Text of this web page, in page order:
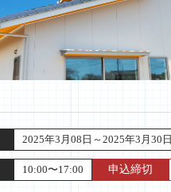
2025年3月08日～2025年3月30日
10:00〜17:00 申込締切